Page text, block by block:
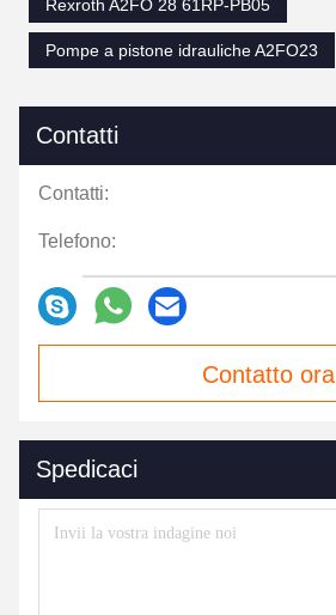
Rexroth A2FO 28 61RP-PB05
Pompe a pistone idrauliche A2FO23
Contatti
Contatti:
Telefono:
Contatto ora
Spedicaci